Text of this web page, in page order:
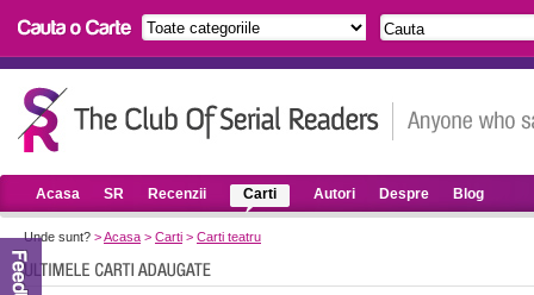
Acasa SR Recenzii Carti Autori Despre Blog
Unde sunt? >Acasa > Carti > Carti teatru